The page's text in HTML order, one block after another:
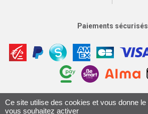
Paiements sécurisés
© 2026 Le marché du vélo Tous
Conception & Réalisation
Ce site utilise des cookies et vous donne
vous souhaitez activer